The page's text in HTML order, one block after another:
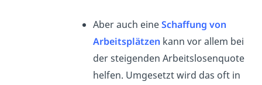
Aber auch eineSchaffung von
Arbeitsplätzen kann vor allem bei
der steigenden Arbeitslosenquote
helfen. Umgesetzt wird das oft in